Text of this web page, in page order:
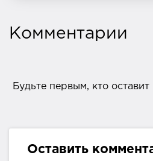
Комментарии
Будьте первым, кто
Оставить